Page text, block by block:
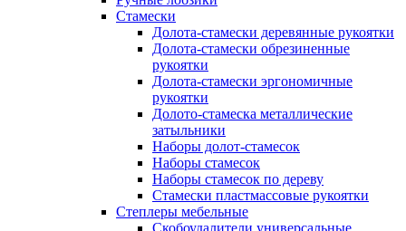
Стамески
Долота-стамески деревянные рукоятки
Долота-стамески обрезиненные
рукоятки
Долота-стамески эргономичные
рукоятки
Долото-стамеска металлические
затыльники
Наборы долот-стамесок
Наборы стамесок
Наборы стамесок по дереву
Стамески пластмассовые рукоятки
Степлеры мебельные
Скобоудалители универсальные